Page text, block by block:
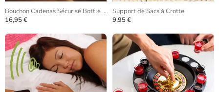
Bouchon Cadenas Sécurisé Bottle Lock
16,95 €
Support de Sacs à Crotte
9,95 €